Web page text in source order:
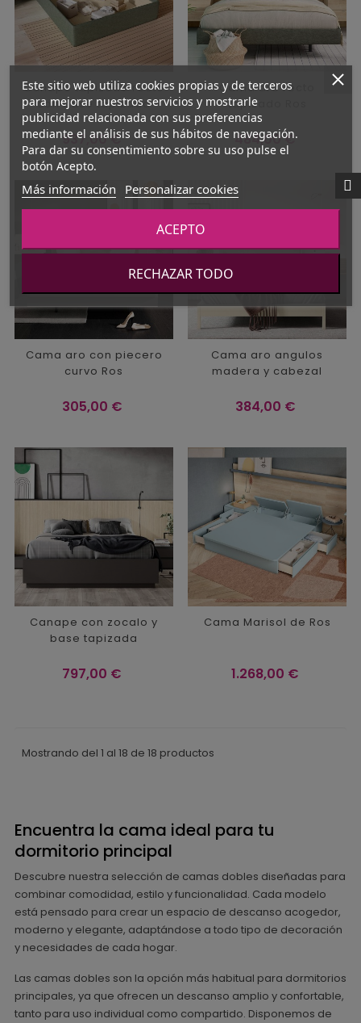
Canape tapizado recto
con base tapizada
Precio
937,00 €
Cama aro recto
tapizado Ros
Precio
484,00 €
Cama aro con piecero
curvo Ros
Precio
305,00 €
Cama aro angulos
madera y cabezal
Precio
384,00 €
Canape con zocalo y
base tapizada
Precio
797,00 €
Cama Marisol de Ros
Precio
1.268,00 €
Mostrando del 1 al 18 de 18 productos
Encuentra la cama ideal para tu
dormitorio principal
Descubre nuestra selección de camas dobles diseñadas para
combinar comodidad, estilo y funcionalidad. Cada modelo
está pensado para crear un espacio de descanso acogedor,
moderno y elegante, adaptándose a todo tipo de decoración
y necesidades de cada hogar.
Las camas dobles son la opción más habitual para dormitorios
principales, ya que ofrecen un descanso amplio y confortable,
tanto para uso individual como compartido. Disponemos de
Este sitio web utiliza cookies propias y de terceros
para mejorar nuestros servicios y mostrarle
publicidad relacionada con sus preferencias
mediante el análisis de sus hábitos de navegación.
Para dar su consentimiento sobre su uso pulse el
botón Acepto.
Más información Personalizar cookies
RECHAZAR TODO
ACEPTO